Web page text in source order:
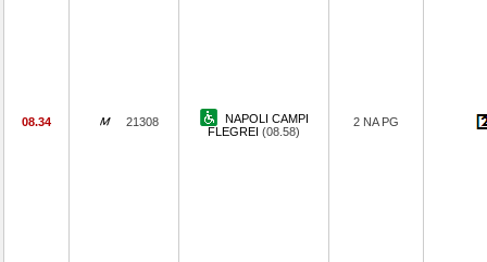
08.34 21308
NAPOLI CAMPI
FLEGREI (08.58)
2 NA PG